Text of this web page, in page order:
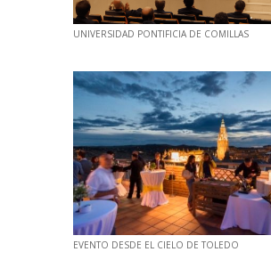
UNIVERSIDAD PONTIFICIA DE COMILLAS
EVENTO DESDE EL CIELO DE TOLEDO